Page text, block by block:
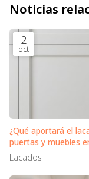
Noticias
2
oct
¿Qué aportará el
puertas y muebles
blanco?
Lacados